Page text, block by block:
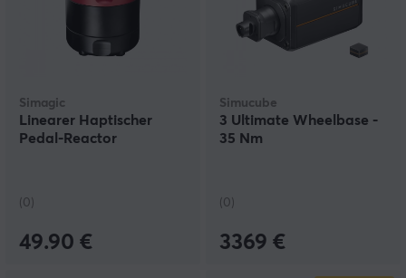
Simagic
Linearer Haptischer
Pedal-Reactor
(0)
49.90 €
Simucube
3 Ultimate Wheelbase -
35 Nm
(0)
3369 €